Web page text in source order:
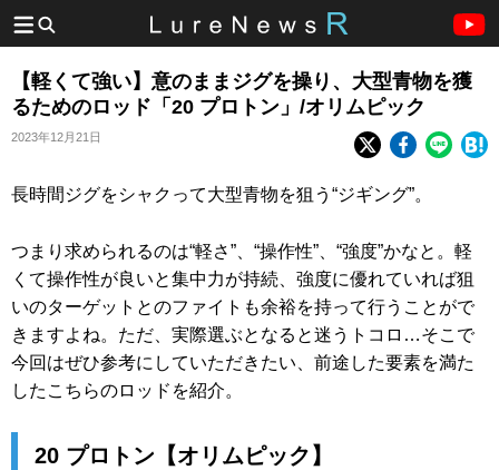
【軽くて強い】意のままジグを操り、大型青物を獲
るためのロッド「20 プロトン」/オリムピック
2023年12月21日
長時間ジグをシャクって大型青物を狙う“ジギング”。
つまり求められるのは“軽さ”、“操作性”、“強度”かなと。軽
くて操作性が良いと集中力が持続、強度に優れていれば狙
いのターゲットとのファイトも余裕を持って行うことがで
きますよね。ただ、実際選ぶとなると迷うトコロ…そこで
今回はぜひ参考にしていただきたい、前途した要素を満た
したこちらのロッドを紹介。
20 プロトン【オリムピック】